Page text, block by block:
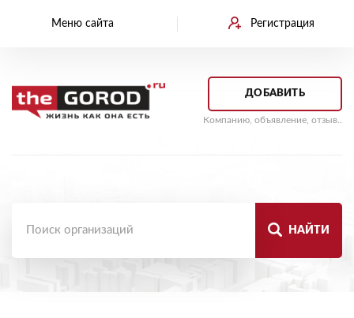
Меню сайта Регистрация
ДОБАВИТЬ
Компанию, объявление, отзыв..
НАЙТИ